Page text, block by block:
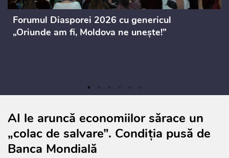
Forumul Diasporei 2026 cu genericul
„Oriunde am fi, Moldova ne unește!”
AI le aruncă economiilor sărace un
„colac de salvare”. Condiția pusă de
Banca Mondială